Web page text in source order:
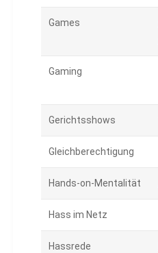
Games
Gaming
Gerichtsshows
Gleichberechtigung
Hands-on-Mentalität
Hass im Netz
Hassrede